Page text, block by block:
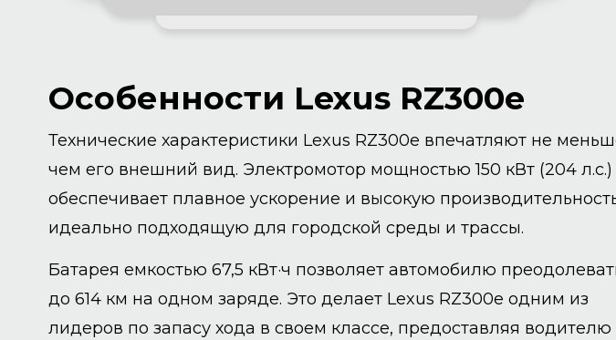
Особенности Lexus RZ300e
Технические характеристики Lexus RZ300e впечатляют не
чем его внешний вид. Электромотор мощностью 150 кВт (204 л.с.)
обеспечивает плавное ускорение и высокую
идеально подходящую для городской среды и трассы.
Батарея емкостью 67,5 кВт·ч позволяет автомобилю
до 614 км на одном заряде. Это делает Lexus RZ300e одним из
лидеров по запасу хода в своем классе, предоставляя водителю